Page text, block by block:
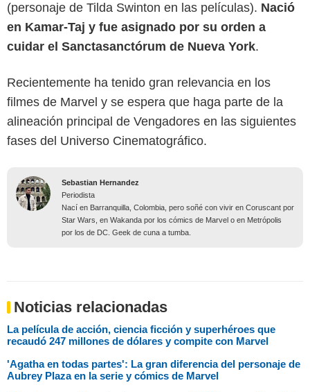
(personaje de Tilda Swinton en las películas). Nació
en Kamar-Taj y fue asignado por su orden a
cuidar el Sanctasanctórum de Nueva York.
Recientemente ha tenido gran relevancia en los
filmes de Marvel y se espera que haga parte de la
alineación principal de Vengadores en las siguientes
fases del Universo Cinematográfico.
Sebastian Hernandez
Periodista
Nací en Barranquilla, Colombia, pero soñé con vivir en Coruscant por
Star Wars, en Wakanda por los cómics de Marvel o en Metrópolis
por los de DC. Geek de cuna a tumba.
Noticias relacionadas
La película de acción, ciencia ficción y superhéroes que
recaudó 247 millones de dólares y compite con Marvel
'Agatha en todas partes': La gran diferencia del personaje de
Aubrey Plaza en la serie y cómics de Marvel